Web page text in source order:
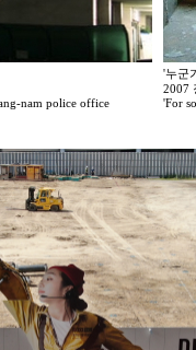
nam police office
'누군
2007
'For